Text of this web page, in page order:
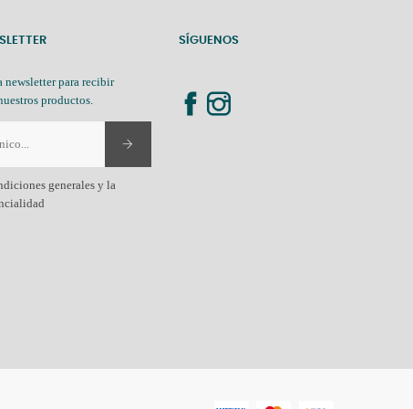
newsletter para recibir
productos.
generales y la
SÍGUENOS